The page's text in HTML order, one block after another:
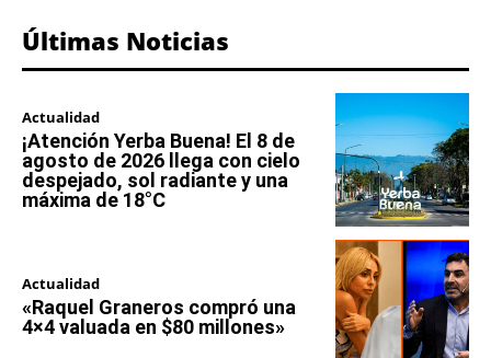
Últimas Noticias
Actualidad
¡Atención Yerba Buena! El 8 de
agosto de 2026 llega con cielo
despejado, sol radiante y una
máxima de 18°C
Actualidad
«Raquel Graneros compró una
4×4 valuada en $80 millones»